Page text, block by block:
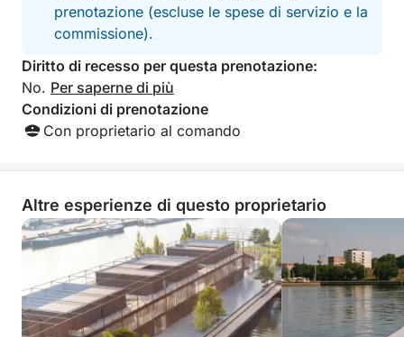
L'acqua in bottiglia è inclusa per rinfrescarvi durante
il viaggio, e la barca offre un ambiente sicuro,
stabile e intimo, perfetto per piccoli gruppi o
esploratori solitari.
Questa è più di una semplice escursione turistica: è
un momento di calma, apprendimento e scoperta
silenziosa.
Prenotate oggi stesso il vostro posto e scoprite il
cuore selvaggio di Stettino dall'acqua.
prenotazione (escluse le spese di servizio e la
commissione).
Diritto di recesso per questa prenotazione:
No. Per saperne di più
Condizioni di prenotazione
Con proprietario al comando
Altre esperienze di questo proprietario